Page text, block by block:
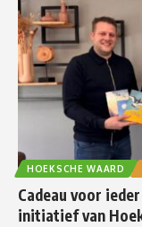
HOEKSCHE WAARD
Cadeau voor
initiatief van